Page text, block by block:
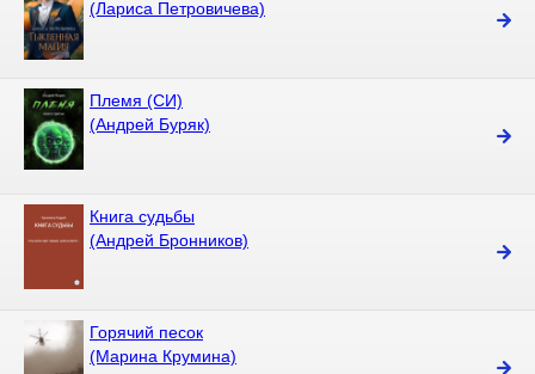
(Лариса Петровичева)
Племя (СИ)
(Андрей Буряк)
Книга судьбы
(Андрей Бронников)
Горячий песок
(Марина Крумина)